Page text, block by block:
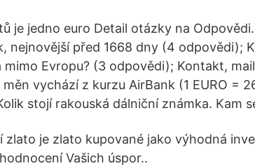
je jedno euro Detail otázky na
nejnovější před 1668 dny (4 odpovědi);
mimo Evropu? (3 odpovědi); Kontakt,
vychází z kurzu AirBank (1 EURO =
stojí rakouská dálniční známka. Kam
zlato je zlato kupované jako výhodná
Vašich úspor..